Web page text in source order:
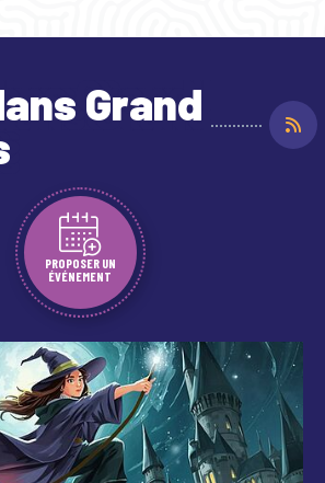
Grand
PROPOSER UN
ÉVÉNEMENT